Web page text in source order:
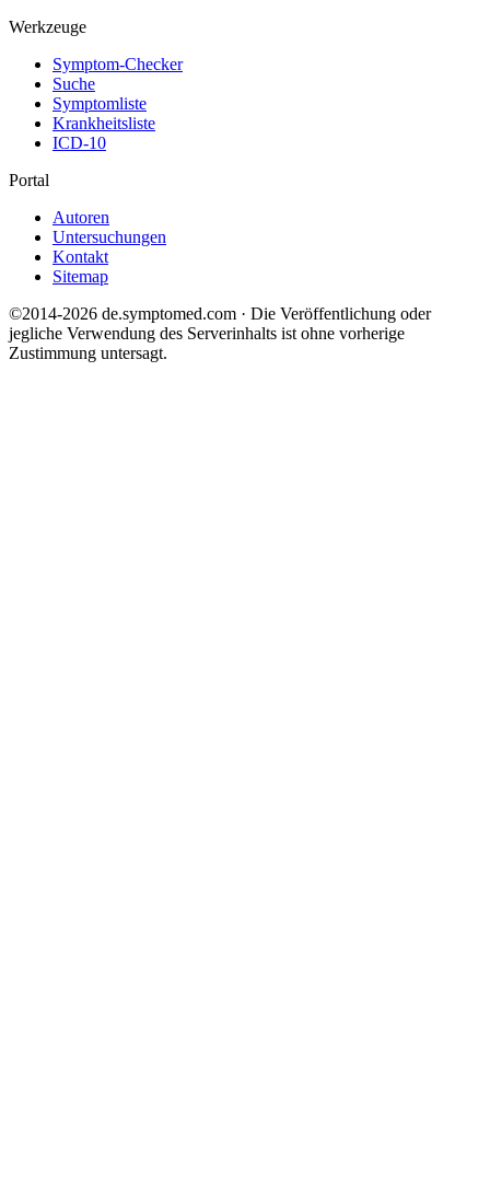
Werkzeuge
Symptom-Checker
Suche
Symptomliste
Krankheitsliste
ICD-10
Portal
Autoren
Untersuchungen
Kontakt
Sitemap
©2014-2026 de.symptomed.com · Die Veröffentlichung oder
jegliche Verwendung des Serverinhalts ist ohne vorherige
Zustimmung untersagt.